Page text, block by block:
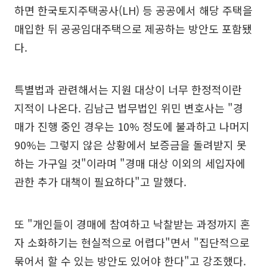
하면 한국토지주택공사(LH) 등 공공에서 해당 주택을
매입한 뒤 공공임대주택으로 제공하는 방안도 포함됐
다.
특별법과 관련해서는 지원 대상이 너무 한정적이란
지적이 나온다. 김남근 법무법인 위민 변호사는 "경
매가 진행 중인 경우는 10% 정도에 불과하고 나머지
90%는 그렇지 않은 상황에서 보증금을 돌려받지 못
하는 가구일 것"이라며 "경매 대상 이외의 세입자에
관한 추가 대책이 필요하다"고 말했다.
또 "개인들이 경매에 참여하고 낙찰받는 과정까지 혼
자 소화하기는 현실적으로 어렵다"면서 "집단적으로
묶어서 할 수 있는 방안도 있어야 한다"고 강조했다.